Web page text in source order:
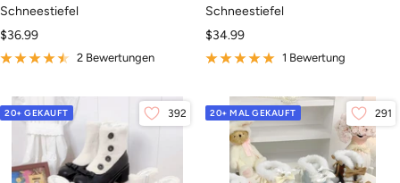
Schneestiefel
Angebotspreis
$36.99
2 Bewertungen
Schneestiefel
Angebotspreis
$34.99
1 Bewertung
20+ GEKAUFT 392 20+ MAL GEKAUFT 291